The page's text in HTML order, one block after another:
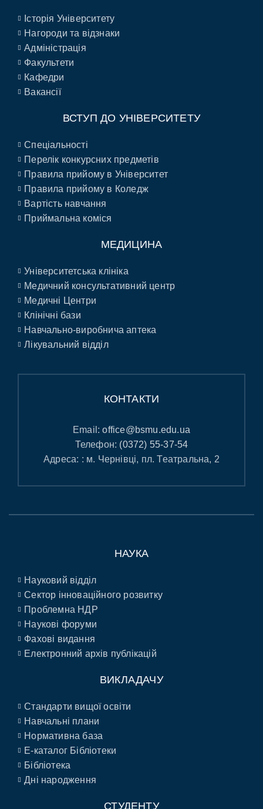
Історія Університету
Нагороди та відзнаки
Адміністрація
Факультети
Кафедри
Вакансії
ВСТУП ДО УНІВЕРСИТЕТУ
Спеціальності
Перелік конкурсних предметів
Правила прийому в Університет
Правила прийому в Коледж
Вартість навчання
Приймальна коміся
МЕДИЦИНА
Університетська клініка
Медичний консультативний центр
Медичні Центри
Клінічні бази
Навчально-виробнича аптека
Лікувальний відділ
КОНТАКТИ
Email:office@bsmu.edu.ua
Телефон: (0372) 55-37-54
Адреса: : м. Чернівці, пл. Театральна, 2
НАУКА
Науковий відділ
Сектор інноваційного розвитку
Проблемна НДР
Наукові форуми
Фахові видання
Електронний архів публікацій
ВИКЛАДАЧУ
Стандарти вищої освіти
Навчальні плани
Нормативна база
E-каталог Бібліотеки
Бібліотека
Дні народження
СТУДЕНТУ